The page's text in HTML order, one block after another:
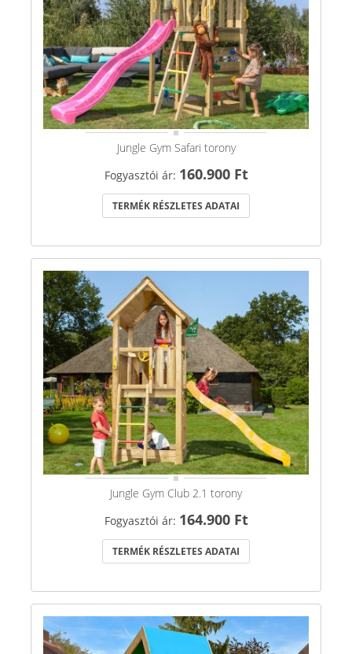
Jungle Gym Safari torony
Fogyasztói ár: 160.900 Ft
TERMÉK RÉSZLETES ADATAI
Jungle Gym Club 2.1 torony
Fogyasztói ár: 164.900 Ft
TERMÉK RÉSZLETES ADATAI